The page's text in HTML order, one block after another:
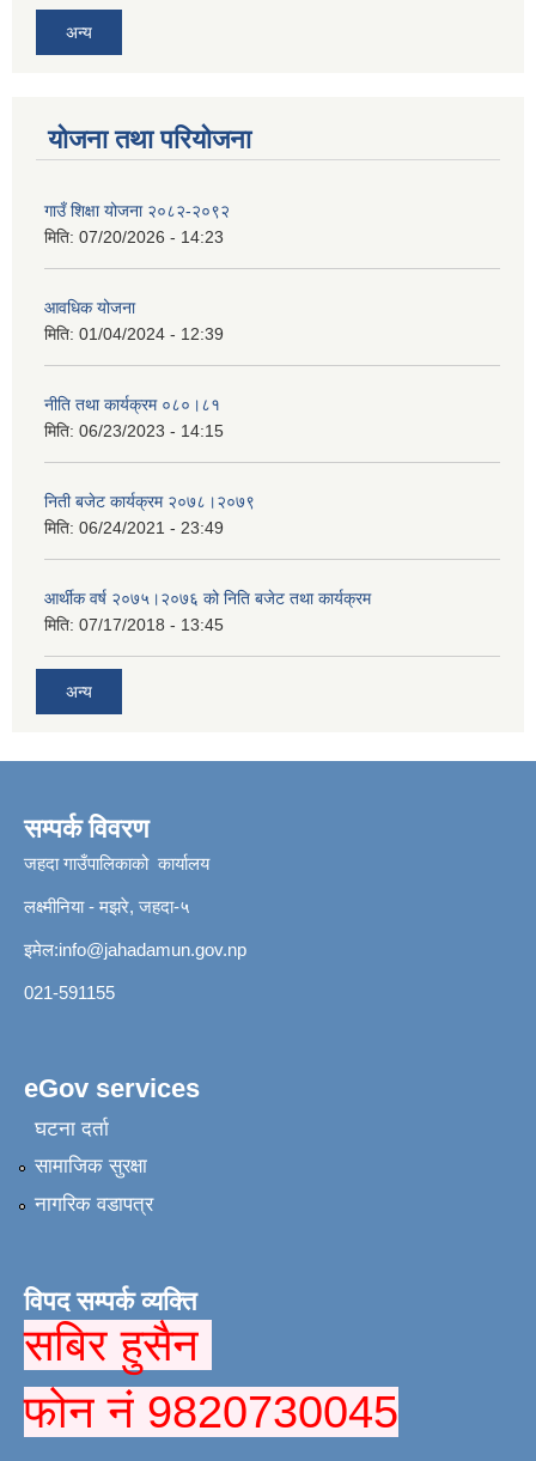
अन्य
योजना तथा परियोजना
गाउँ शिक्षा योजना २०८२-२०९२
मिति: 07/20/2026 - 14:23
आवधिक योजना
मिति: 01/04/2024 - 12:39
नीति तथा कार्यक्रम ०८०।८१
मिति: 06/23/2023 - 14:15
निती बजेट कार्यक्रम २०७८।२०७९
मिति: 06/24/2021 - 23:49
आर्थीक वर्ष २०७५।२०७६ को निति बजेट तथा कार्यक्रम
मिति: 07/17/2018 - 13:45
अन्य
सम्पर्क विवरण
जहदा गाउँपालिकाको कार्यालय
लक्ष्मीनिया - मझरे, जहदा-५
इमेल:info@jahadamun.gov.np
021-591155
eGov services
घटना दर्ता
सामाजिक सुरक्षा
नागरिक वडापत्र
विपद सम्पर्क व्यक्ति
सबिर हुसैन
फोन नं 9820730045